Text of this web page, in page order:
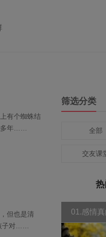
有个蜘蛛结
多年……
但也是清
子对……
筛选分类
全部
交友课
01.感情